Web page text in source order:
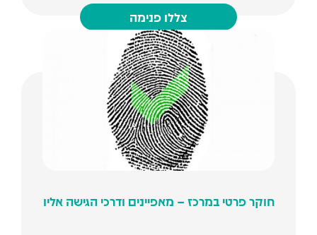
צללו פנימה
חוקר פרטי במרכז – מאפיינים ודרכי הגישה אליו